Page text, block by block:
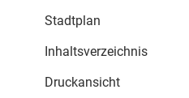
Stadtplan
Inhaltsverzeichnis
Druckansicht